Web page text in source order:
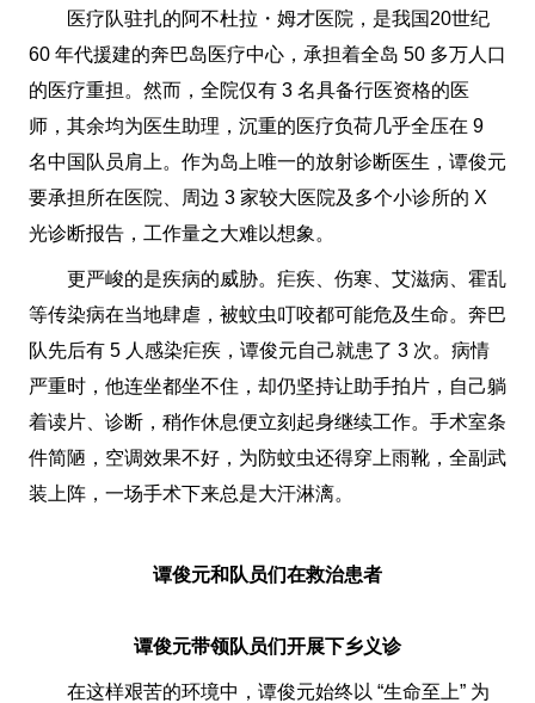
医疗队驻扎的阿不杜拉・姆才医院，是我国20世纪
60 年代援建的奔巴岛医疗中心，承担着全岛 50 多万人口
的医疗重担。然而，全院仅有 3 名具备行医资格的医
师，其余均为医生助理，沉重的医疗负荷几乎全压在 9
名中国队员肩上。作为岛上唯一的放射诊断医生，谭俊元
要承担所在医院、周边 3 家较大医院及多个小诊所的 X
光诊断报告，工作量之大难以想象。
更严峻的是疾病的威胁。疟疾、伤寒、艾滋病、霍乱
等传染病在当地肆虐，被蚊虫叮咬都可能危及生命。奔巴
队先后有 5 人感染疟疾，谭俊元自己就患了 3 次。病情
严重时，他连坐都坐不住，却仍坚持让助手拍片，自己躺
着读片、诊断，稍作休息便立刻起身继续工作。手术室条
件简陋，空调效果不好，为防蚊虫还得穿上雨靴，全副武
装上阵，一场手术下来总是大汗淋漓。
谭俊元和队员们在救治患者
谭俊元带领队员们开展下乡义诊
在这样艰苦的环境中，谭俊元始终以 “生命至上” 为